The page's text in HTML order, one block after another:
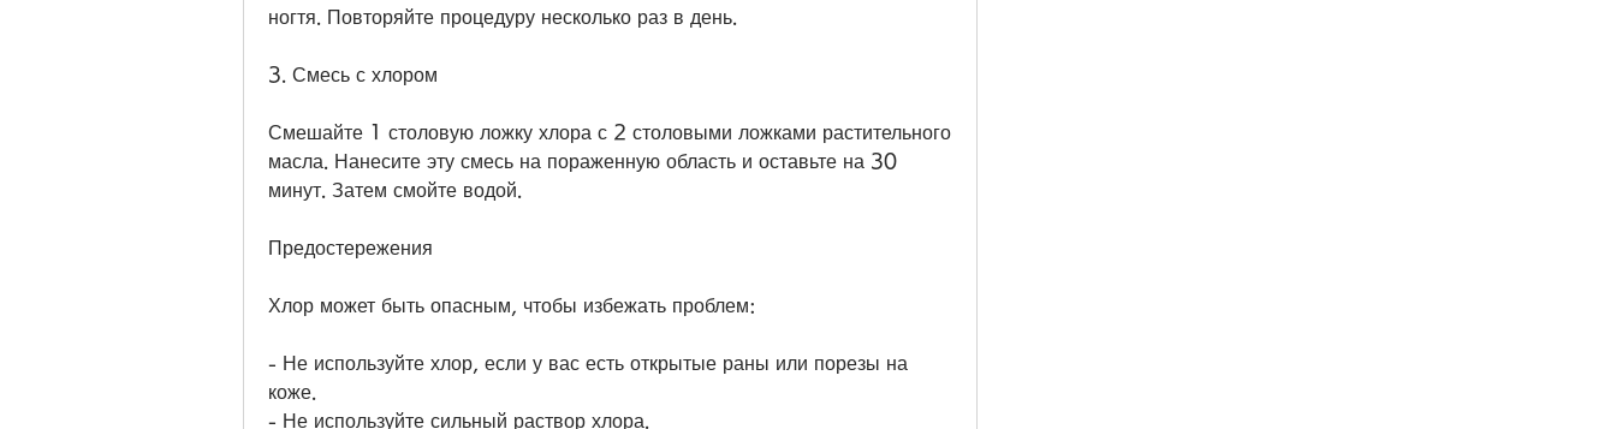
ногтя. Повторяйте процедуру несколько раз в день.
3. Смесь с хлором
Смешайте 1 столовую ложку хлора с 2 столовыми ложками растительного
масла. Нанесите эту смесь на пораженную область и оставьте на 30
минут. Затем смойте водой.
Предостережения
Хлор может быть опасным, чтобы избежать проблем:
- Не используйте хлор, если у вас есть открытые раны или порезы на
коже.
- Не используйте сильный раствор хлора.